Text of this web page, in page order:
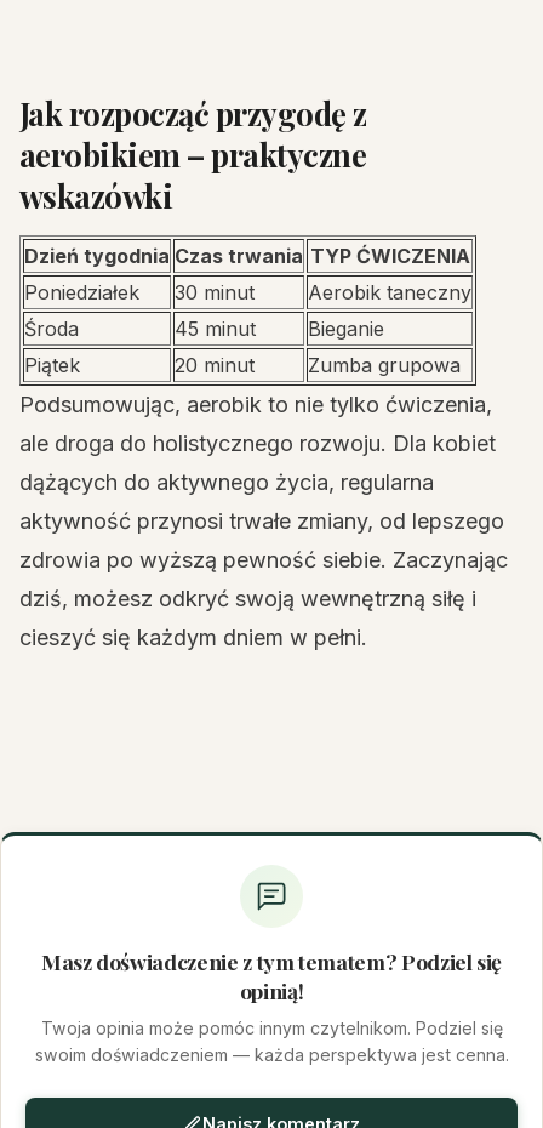
Jak rozpocząć przygodę z
aerobikiem – praktyczne
wskazówki
Dzień tygodnia Czas trwania TYP ĆWICZENIA
Poniedziałek
30 minut
Aerobik taneczny
Środa
45 minut
Bieganie
Piątek
20 minut Zumba grupowa
Podsumowując, aerobik to nie tylko ćwiczenia,
ale droga do holistycznego rozwoju. Dla kobiet
dążących do aktywnego życia, regularna
aktywność przynosi trwałe zmiany, od lepszego
zdrowia po wyższą pewność siebie. Zaczynając
dziś, możesz odkryć swoją wewnętrzną siłę i
cieszyć się każdym dniem w pełni.
Masz doświadczenie z tym tematem? Podziel się
opinią!
Twoja opinia może pomóc innym czytelnikom. Podziel się
swoim doświadczeniem — każda perspektywa jest cenna.